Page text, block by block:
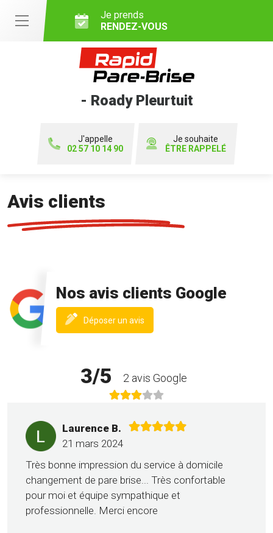
Je prends
RENDEZ-VOUS
- Roady Pleurtuit
J'appelle
02 57 10 14 90
Je souhaite
ÊTRE RAPPELÉ
Avis clients
Nos avis clients Google
Déposer un avis
fenêtre)
3/5 2 avis Google
Laurence B.
21 mars 2024
Très bonne impression du service à domicile
changement de pare brise... Très confortable
pour moi et équipe sympathique et
professionnelle. Merci encore